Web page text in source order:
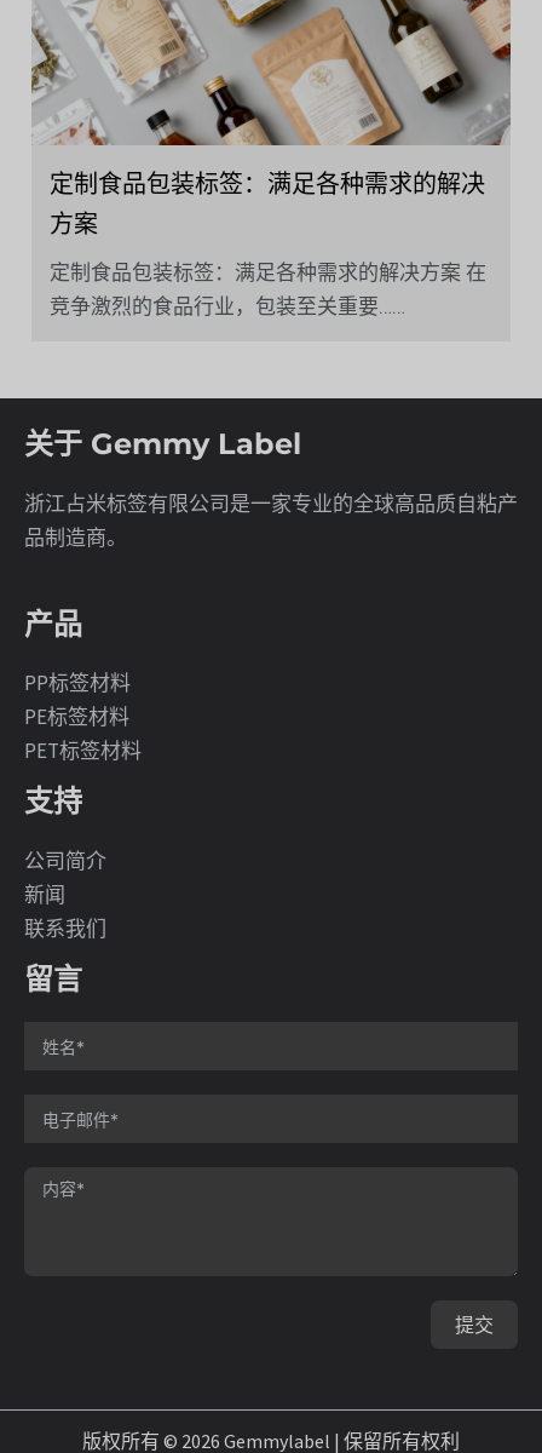
定制食品包装标签：满足各种需求的解决
方案
定制食品包装标签：满足各种需求的解决方案 在
竞争激烈的食品行业，包装至关重要……
关于 Gemmy Label
浙江占米标签有限公司是一家专业的全球高品质自粘产
品制造商。
产品
PP标签材料
PE标签材料
PET标签材料
支持
公司简介
新闻
联系我们
留言
提交
版权所有 © 2026 Gemmylabel | 保留所有权利